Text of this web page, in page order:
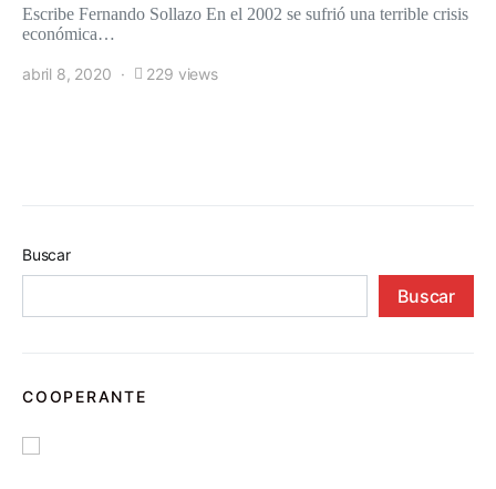
Escribe Fernando Sollazo En el 2002 se sufrió una terrible crisis
económica…
abril 8, 2020 229 views
Buscar
Buscar
COOPERANTE